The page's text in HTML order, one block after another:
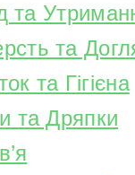
та
та
та Гігієна
та Дряпки